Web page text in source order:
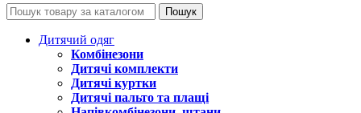
Пошук
Дитячий одяг
Комбінезони
Дитячі комплекти
Дитячі куртки
Дитячі пальто та плащі